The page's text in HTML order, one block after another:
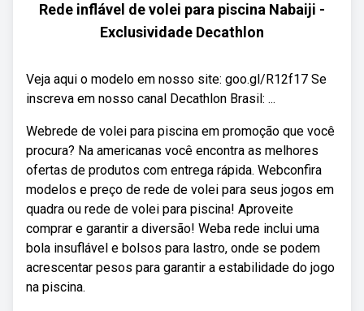
Rede inflável de volei para piscina Nabaiji -
Exclusividade Decathlon
Veja aqui o modelo em nosso site: goo.gl/R12f17 Se
inscreva em nosso canal Decathlon Brasil: ...
Webrede de volei para piscina em promoção que você
procura? Na americanas você encontra as melhores
ofertas de produtos com entrega rápida. Webconfira
modelos e preço de rede de volei para seus jogos em
quadra ou rede de volei para piscina! Aproveite
comprar e garantir a diversão! Weba rede inclui uma
bola insuflável e bolsos para lastro, onde se podem
acrescentar pesos para garantir a estabilidade do jogo
na piscina.